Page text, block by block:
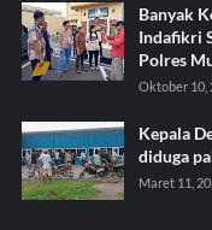
Banyak
Indafikri
Polres
Oktober 10,
Kepala
diduga
Maret 11,